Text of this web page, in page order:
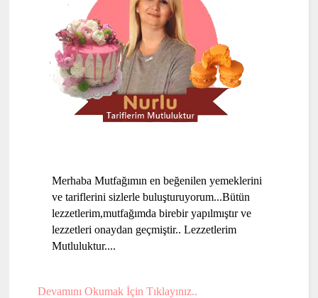
Merhaba Mutfağımın en beğenilen yemeklerini
ve tariflerini sizlerle buluşturuyorum...Bütün
lezzetlerim,mutfağımda birebir yapılmıştır ve
lezzetleri onaydan geçmiştir.. Lezzetlerim
Mutluluktur....
Devamını Okumak İçin Tıklayınız..